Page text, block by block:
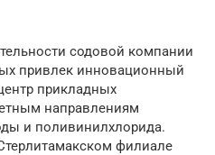
содовой компании
привлек инновационный
прикладных
направлениям
и поливинилхлорида.
филиале